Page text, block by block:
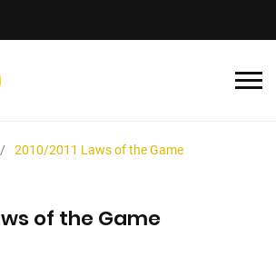
2010/2011 Laws of the Game
of the Game